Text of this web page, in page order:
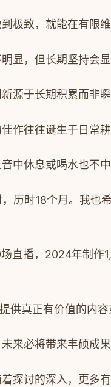
极致，就能在有限维
显，但长期坚持会
源于长期积累而非瞬
作往往诞生于日常耕
中休息或喝水也不
历时18个月。我
直播，2024年制
供真正有价值的内容
来必将带来丰硕成果
探讨的深入，更